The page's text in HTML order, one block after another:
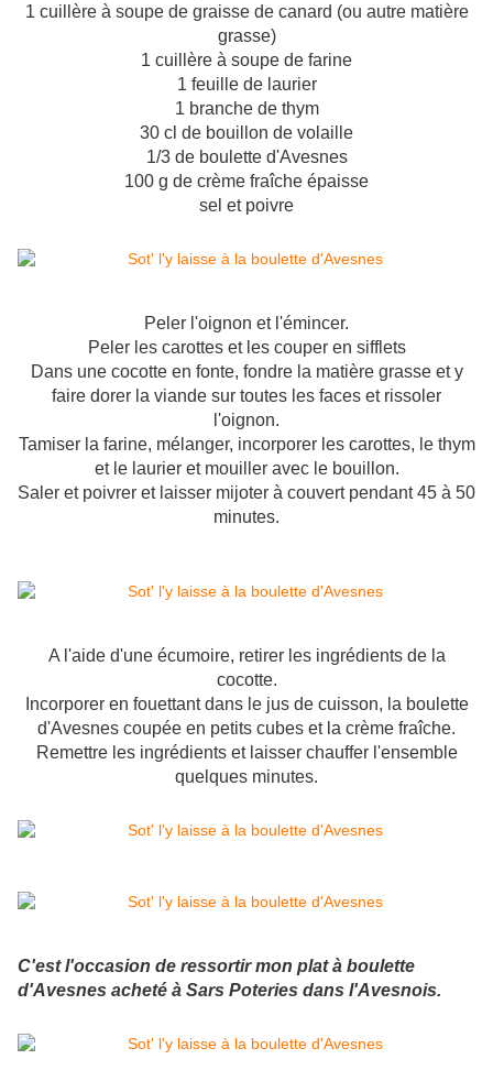
1 cuillère à soupe de graisse de canard (ou autre matière
grasse)
1 cuillère à soupe de farine
1 feuille de laurier
1 branche de thym
30 cl de bouillon de volaille
1/3 de boulette d'Avesnes
100 g de crème fraîche épaisse
sel et poivre
Peler l'oignon et l'émincer.
Peler les carottes et les couper en sifflets
Dans une cocotte en fonte, fondre la matière grasse et y
faire dorer la viande sur toutes les faces et rissoler
l'oignon.
Tamiser la farine, mélanger, incorporer les carottes, le thym
et le laurier et mouiller avec le bouillon.
Saler et poivrer et laisser mijoter à couvert pendant 45 à 50
minutes.
A l'aide d'une écumoire, retirer les ingrédients de la
cocotte.
Incorporer en fouettant dans le jus de cuisson, la boulette
d'Avesnes coupée en petits cubes et la crème fraîche.
Remettre les ingrédients et laisser chauffer l'ensemble
quelques minutes.
C'est l'occasion de ressortir mon plat à boulette
d'Avesnes acheté à Sars Poteries dans l'Avesnois.